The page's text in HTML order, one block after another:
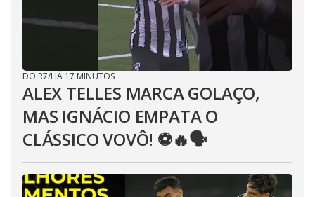
DO R7/HÁ 17 MINUTOS
ALEX TELLES MARCA GOLAÇO,
MAS IGNÁCIO EMPATA O
CLÁSSICO VOVÔ! ⚽️🔥🗣